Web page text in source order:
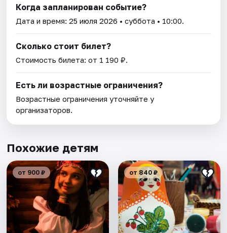
Когда запланирован событие?
Дата и время:25 июля 2026 • суббота • 10:00.
Сколько стоит билет?
Стоимость билета: от 1 190 ₽.
Есть ли возрастные ограничения?
Возрастные ограничения уточняйте у
организаторов.
Похожие детям
от 900 ₽ от 840 ₽